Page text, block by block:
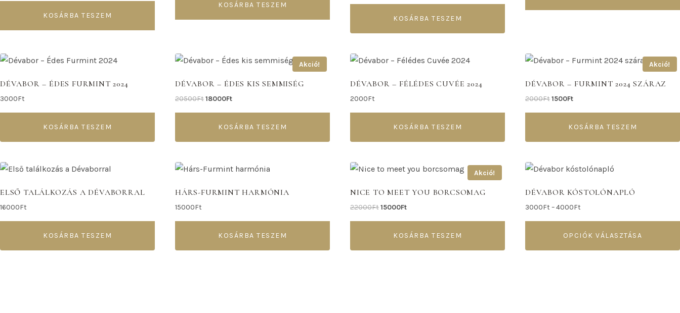
KOSÁRBA TESZEM
KOSÁRBA TESZEM
KOSÁRBA TESZEM
DÉVABOR – ÉDES FURMINT 2024
3000Ft
KOSÁRBA TESZEM
Akció!
DÉVABOR – ÉDES KIS SEMMISÉG
20500Ft18000Ft
KOSÁRBA TESZEM
DÉVABOR – FÉLÉDES CUVÉE 2024
2000Ft
KOSÁRBA TESZEM
Akció!
DÉVABOR – FURMINT 2024 SZÁRAZ
2000Ft1500Ft
KOSÁRBA TESZEM
ELSŐ TALÁLKOZÁS A DÉVABORRAL
16000Ft
KOSÁRBA TESZEM
HÁRS-FURMINT HARMÓNIA
15000Ft
KOSÁRBA TESZEM
Akció!
NICE TO MEET YOU BORCSOMAG
22000Ft15000Ft
KOSÁRBA TESZEM
DÉVABOR KÓSTOLÓNAPLÓ
3000Ft –4000Ft
OPCIÓK VÁLASZTÁSA